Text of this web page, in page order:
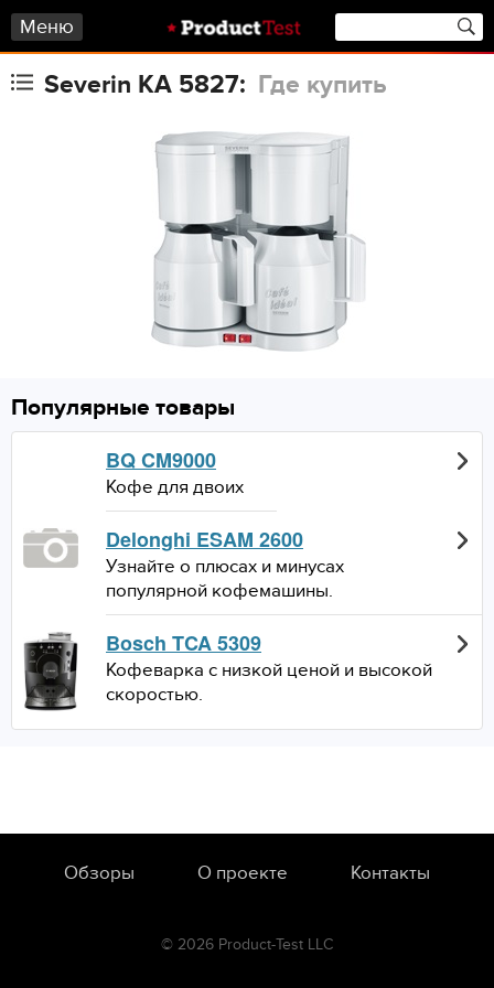
Меню
Severin KA 5827: Где купить
Популярные товары
BQ CM9000
Кофе для двоих
Delonghi ESAM 2600
Узнайте о плюсах и минусах
популярной кофемашины.
Bosch TCA 5309
Кофеварка с низкой ценой и высокой
скоростью.
Обзоры О проекте Контакты
© 2026 Product-Test LLC